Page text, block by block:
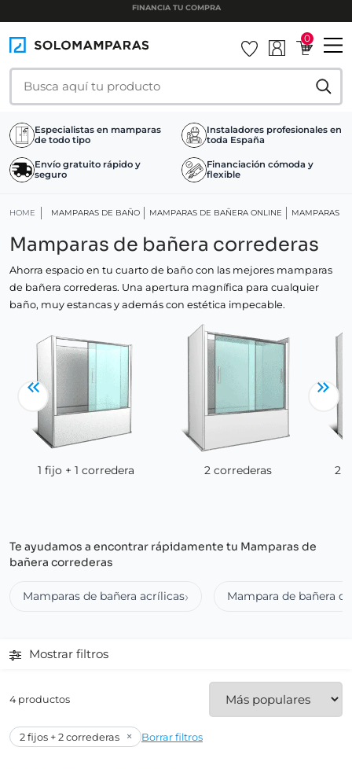
INSTALAMOS TU MAMPARA
0
Especialistas en mamparas
de todo tipo
Instaladores profesionales en
toda España
Envío gratuito rápido y
seguro
Financiación cómoda y
flexible
HOME MAMPARAS DE BAÑO MAMPARAS DE BAÑERA ONLINE MAMPARAS
Mamparas de bañera correderas
Ahorra espacio en tu cuarto de baño con las mejores mamparas
de bañera correderas. Una apertura magnífica para cualquier
baño, muy estancas y además con estética impecable.
1 fijo + 1 corredera 2 correderas 2
Te ayudamos a encontrar rápidamente tu Mamparas de
bañera correderas
Mamparas de bañera acrílicas Mampara de bañera
Mostrar filtros
4 productos
2 fijos + 2 correderas × Borrar filtros